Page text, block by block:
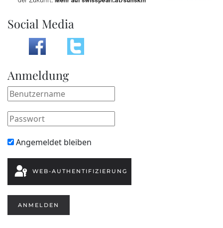
Social Media
Anmeldung
Angemeldet bleiben
WEB-AUTHENTIFIZIERUNG
ANMELDEN